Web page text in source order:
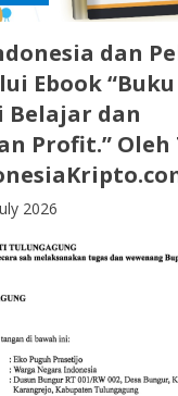
dan
Ebook
dan
Profit.” Oleh
2026